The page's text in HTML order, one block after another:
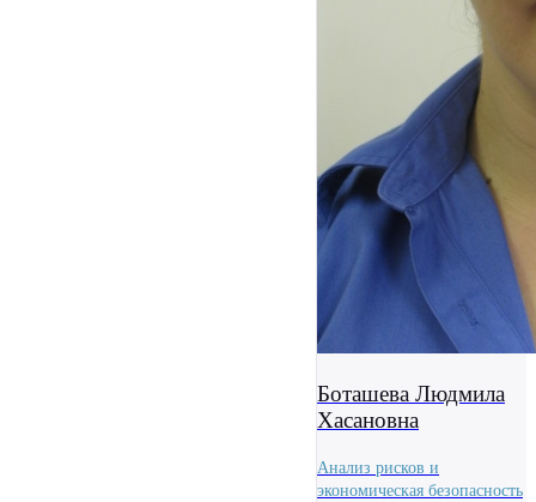
Боташева Людмила
Хасановна
Анализ рисков и
экономическая безопасность